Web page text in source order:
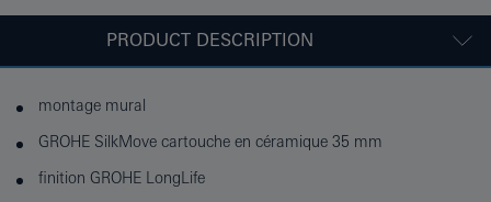
PRODUCT DESCRIPTION
montage mural
GROHE SilkMove cartouche en céramique 35 mm
finition GROHE LongLife